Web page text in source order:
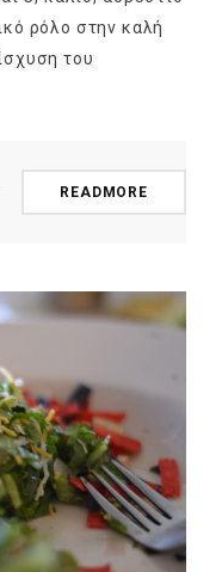
ρόλο στην καλή
του
READMORE